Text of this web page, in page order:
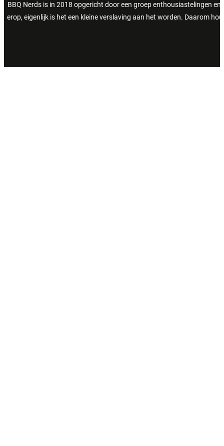
BBQ Nerds is in 2018 opgericht door een groep enthousiastelingen
erop, eigenlijk is het een kleine verslaving aan het worden. Daarom